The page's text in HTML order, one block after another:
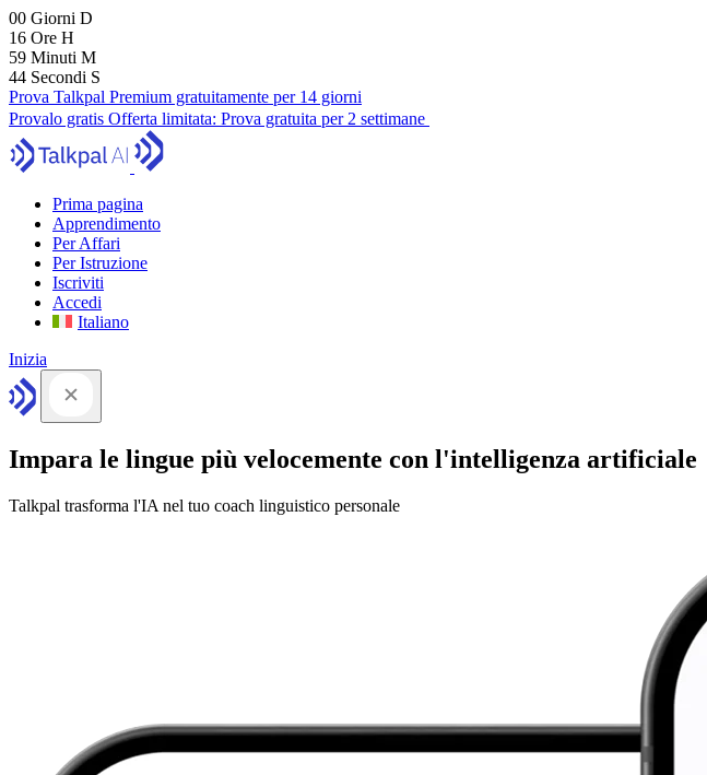
00 Giorni D
16 Ore H
59 Minuti M
43 Secondi S
Prova Talkpal Premium gratuitamente per 14 giorni
Provalo gratis Offerta limitata: Prova gratuita per 2 settimane
Prima pagina
Apprendimento
Per Affari
Per Istruzione
Iscriviti
Accedi
Italiano
Inizia
Impara le lingue più velocemente con l'intelligenza artificiale
Talkpal trasforma l'IA nel tuo coach linguistico personale